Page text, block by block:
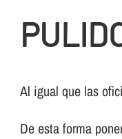
Al igual que las
De esta forma